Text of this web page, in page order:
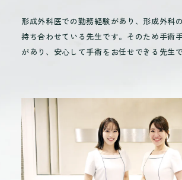
形成外科医での勤務経験があり、形成外科
持ち合わせている先生です。そのため手術
があり、安心して手術をお任せできる先生で